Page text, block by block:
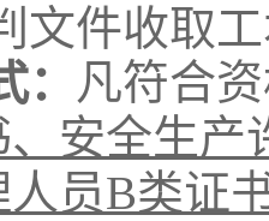
文件收取
凡符合
安全生产
员B类证